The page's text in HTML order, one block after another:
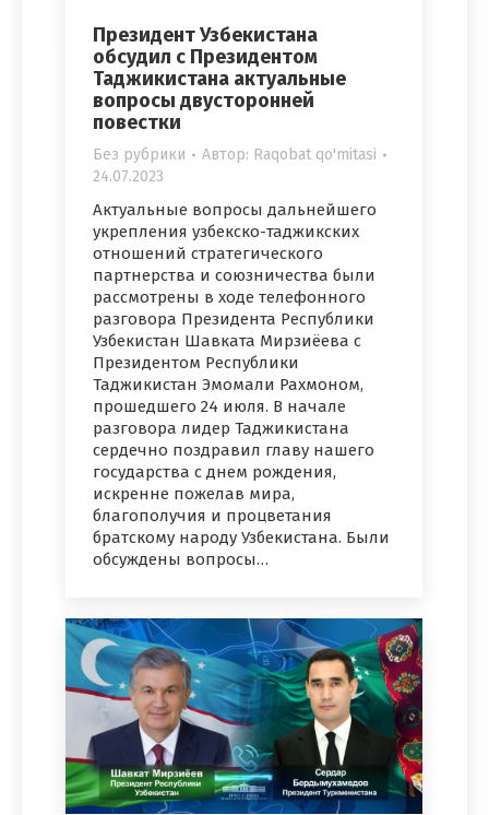
Президент Узбекистана
обсудил с Президентом
Таджикистана актуальные
вопросы двусторонней
повестки
Без рубрики Автор: Raqobat qo'mitasi
24.07.2023
Актуальные вопросы дальнейшего
укрепления узбекско-таджикских
отношений стратегического
партнерства и союзничества были
рассмотрены в ходе телефонного
разговора Президента Республики
Узбекистан Шавката Мирзиёева с
Президентом Республики
Таджикистан Эмомали Рахмоном,
прошедшего 24 июля. В начале
разговора лидер Таджикистана
сердечно поздравил главу нашего
государства с днем рождения,
искренне пожелав мира,
благополучия и процветания
братскому народу Узбекистана. Были
обсуждены вопросы…